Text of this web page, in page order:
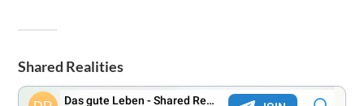
Shared Realities